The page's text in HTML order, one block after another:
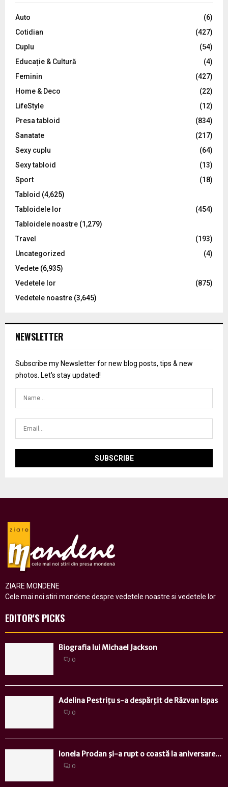
o
:
C
Auto
(6)
Cotidian
(427)
Cuplu
(54)
Educație & Cultură
(4)
Feminin
(427)
Home & Deco
(22)
LifeStyle
(12)
Presa tabloid
(834)
Sanatate
(217)
Sexy cuplu
(64)
Sexy tabloid
(13)
Sport
(18)
Tabloid (4,625)
Tabloidele lor
(454)
Tabloidele noastre (1,279)
Travel
(193)
Uncategorized
(4)
Vedete (6,935)
Vedetele lor
(875)
Vedetele noastre (3,645)
NEWSLETTER
Subscribe my Newsletter for new blog posts, tips & new
photos. Let's stay updated!
ZIARE MONDENE
Cele mai noi stiri mondene despre vedetele noastre si vedetele lor
EDITOR'S PICKS
Biografia lui Michael Jackson
0
Adelina Pestrițu s-a despărţit de Răzvan Ispas
0
Ionela Prodan şi-a rupt o coastă la aniversare...
0